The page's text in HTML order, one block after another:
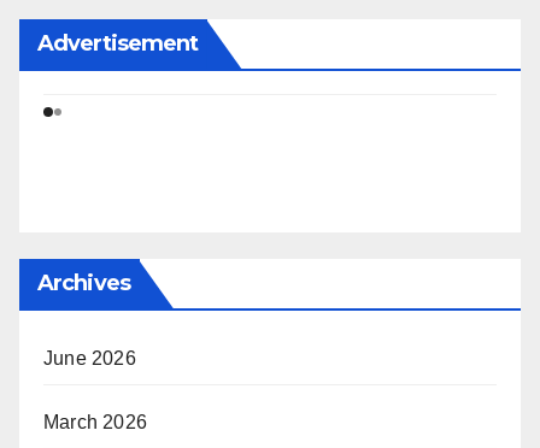
Advertisement
Archives
June 2026
March 2026